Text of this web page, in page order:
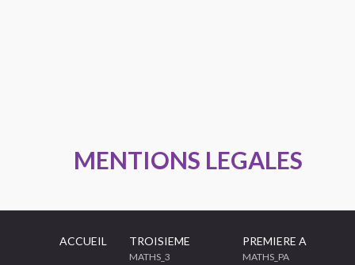
MENTIONS LEGALES
ACCUEIL TROISIEME
MATHS_3
PREMIERE A
MATHS_PA